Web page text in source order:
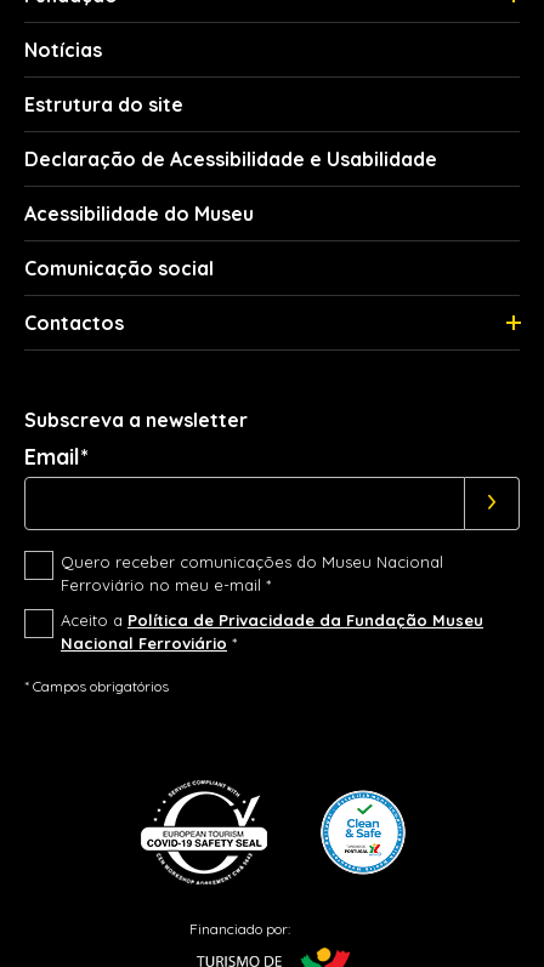
Notícias
Estrutura do site
Declaração de Acessibilidade e Usabilidade
Acessibilidade do Museu
Comunicação social
Contactos
Subscreva a newsletter
Email*
Quero receber comunicações do Museu Nacional
Ferroviário no meu e-mail *
Aceito a Política de Privacidade da Fundação Museu
Nacional Ferroviário *
* Campos obrigatórios
Financiado por: